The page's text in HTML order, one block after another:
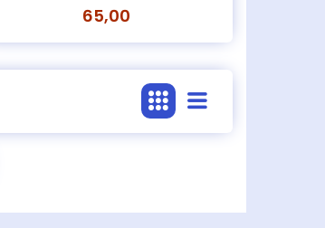
65,00